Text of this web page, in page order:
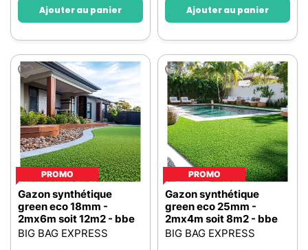
Ajouter au panier Ajouter au panier
PROMO
Gazon synthétique
green eco 18mm -
2mx6m soit 12m2 - bbe
BIG BAG EXPRESS
PROMO
Gazon synthétique
green eco 25mm -
2mx4m soit 8m2 - bbe
BIG BAG EXPRESS